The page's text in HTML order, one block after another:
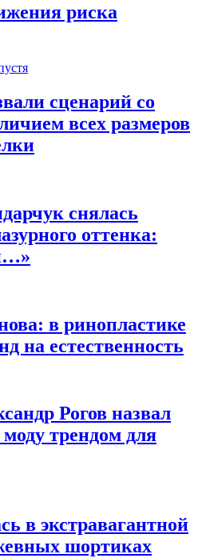
риска
сценарий со
всех размеров
снялась
оттенка:
в ринопластике
на естественность
Рогов назвал
трендом для
в экстравагантной
шортиках